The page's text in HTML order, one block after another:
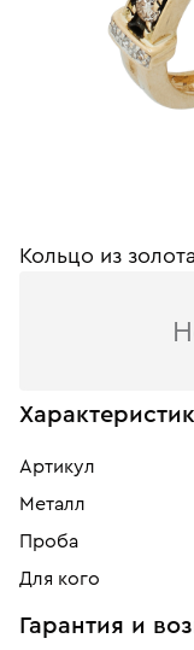
Кольцо из
Артикул
Металл
Проба
Для кого
Гарантия и